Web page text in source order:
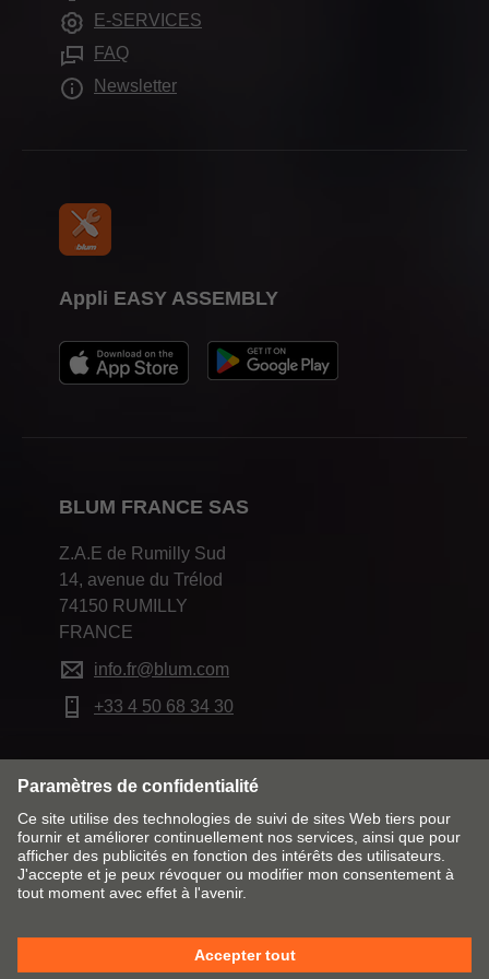
Aides de montage
Presse
Partenaires institutionnels
BLUM FRANCE SAS
Z.A.E de Rumilly Sud
14, avenue du Trélod
74150 RUMILLY
FRANCE
info.fr@blum.com
+33 4 50 68 34 30
Appli EASY ASSEMBLY
E-SERVICES
FAQ
Newsletter
Modifier le marché & la langue
Contact Mentions obligatoires